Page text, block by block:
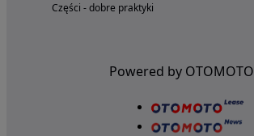
Części - dobre praktyki
Powered by OTOMOTO